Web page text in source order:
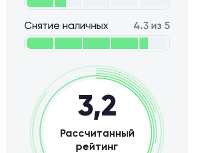
Снятие наличных 4.3 из 5
3,2
Рассчитанный
рейтинг